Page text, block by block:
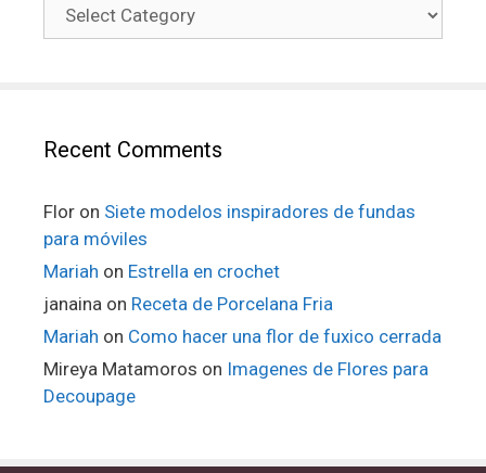
Recent Comments
Flor on Siete modelos inspiradores de fundas
para móviles
Mariah on Estrella en crochet
janaina on Receta de Porcelana Fria
Mariah on Como hacer una flor de fuxico cerrada
Mireya Matamoros on Imagenes de Flores para
Decoupage